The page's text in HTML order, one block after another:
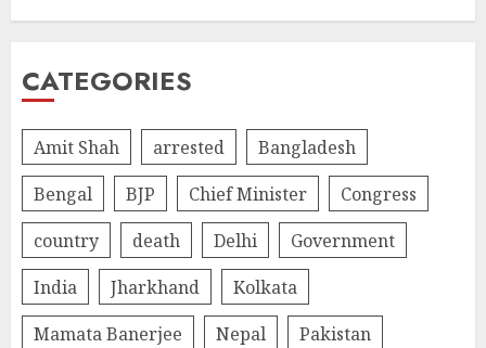
CATEGORIES
Amit Shah arrested
Bangladesh
Bengal
BJP Chief Minister
Congress
country
death Delhi
Government
India
Jharkhand
Kolkata
Mamata Banerjee
Nepal
Pakistan